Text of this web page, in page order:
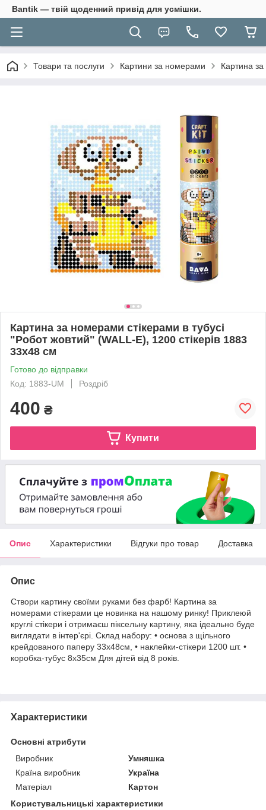
Bantik — твій щоденний привід для усмішки.
Товари та послуги Картини за номерами Картина
Картина за номерами стікерами в тубусі
"Робот жовтий" (WALL-E), 1200 стікерів 1883
33х48 см
Готово до відправки
Код: 1883-UM
Роздріб
400 ₴
Купити
Опис Характеристики Відгуки про товар Доставка
Опис
Створи картину своїми руками без фарб! Картина за
номерами стікерами це новинка на нашому ринку! Приклеюй
круглі стікери і отримаєш піксельну картину, яка ідеально буде
виглядати в інтер'єрі. Склад набору: • основа з щільного
крейдованого паперу 33х48см, • наклейки-стікери 1200 шт. •
коробка-тубус 8х35см Для дітей від 8 років.
Характеристики
Основні атрибути
Виробник
Умняшка
Країна виробник
Україна
Матеріал
Картон
Користувальницькі характеристики